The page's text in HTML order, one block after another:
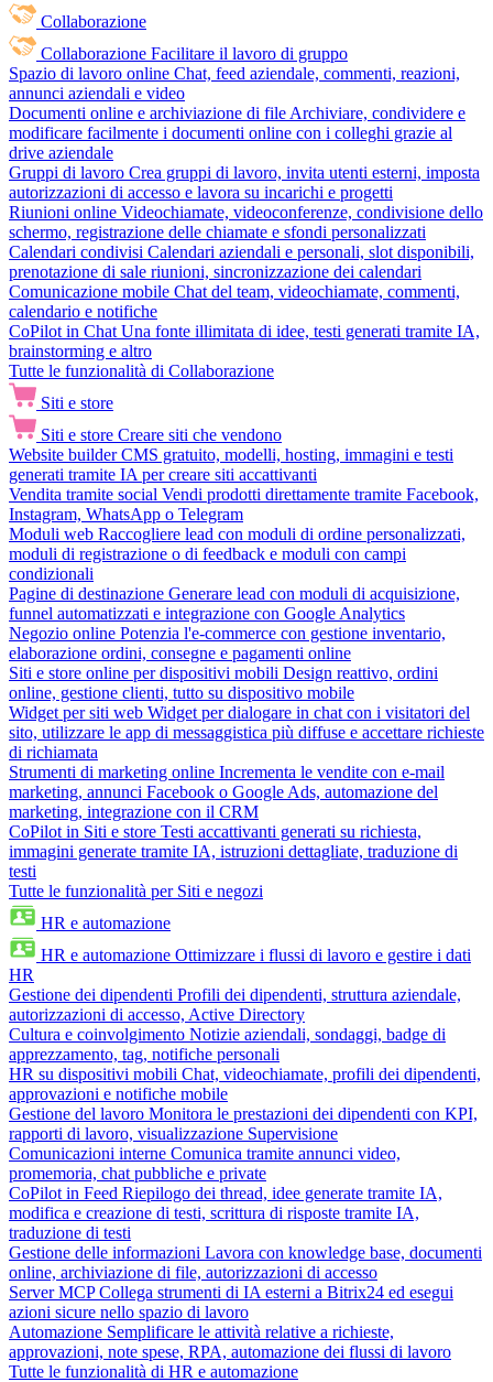
Collaborazione
Collaborazione Facilitare il lavoro di gruppo
Spazio di lavoro online Chat, feed aziendale, commenti, reazioni,
annunci aziendali e video
Documenti online e archiviazione di file Archiviare, condividere e
modificare facilmente i documenti online con i colleghi grazie al
drive aziendale
Gruppi di lavoro Crea gruppi di lavoro, invita utenti esterni, imposta
autorizzazioni di accesso e lavora su incarichi e progetti
Riunioni online Videochiamate, videoconferenze, condivisione dello
schermo, registrazione delle chiamate e sfondi personalizzati
Calendari condivisi Calendari aziendali e personali, slot disponibili,
prenotazione di sale riunioni, sincronizzazione dei calendari
Comunicazione mobile Chat del team, videochiamate, commenti,
calendario e notifiche
CoPilot in Chat Una fonte illimitata di idee, testi generati tramite IA,
brainstorming e altro
Tutte le funzionalità di Collaborazione
Siti e store
Siti e store Creare siti che vendono
Website builder CMS gratuito, modelli, hosting, immagini e testi
generati tramite IA per creare siti accattivanti
Vendita tramite social Vendi prodotti direttamente tramite Facebook,
Instagram, WhatsApp o Telegram
Moduli web Raccogliere lead con moduli di ordine personalizzati,
moduli di registrazione o di feedback e moduli con campi
condizionali
Pagine di destinazione Generare lead con moduli di acquisizione,
funnel automatizzati e integrazione con Google Analytics
Negozio online Potenzia l'e-commerce con gestione inventario,
elaborazione ordini, consegne e pagamenti online
Siti e store online per dispositivi mobili Design reattivo, ordini
online, gestione clienti, tutto su dispositivo mobile
Widget per siti web Widget per dialogare in chat con i visitatori del
sito, utilizzare le app di messaggistica più diffuse e accettare richieste
di richiamata
Strumenti di marketing online Incrementa le vendite con e-mail
marketing, annunci Facebook o Google Ads, automazione del
marketing, integrazione con il CRM
CoPilot in Siti e store Testi accattivanti generati su richiesta,
immagini generate tramite IA, istruzioni dettagliate, traduzione di
testi
Tutte le funzionalità per Siti e negozi
HR e automazione
HR e automazione Ottimizzare i flussi di lavoro e gestire i dati
HR
Gestione dei dipendenti Profili dei dipendenti, struttura aziendale,
autorizzazioni di accesso, Active Directory
Cultura e coinvolgimento Notizie aziendali, sondaggi, badge di
apprezzamento, tag, notifiche personali
HR su dispositivi mobili Chat, videochiamate, profili dei dipendenti,
approvazioni e notifiche mobile
Gestione del lavoro Monitora le prestazioni dei dipendenti con KPI,
rapporti di lavoro, visualizzazione Supervisione
Comunicazioni interne Comunica tramite annunci video,
promemoria, chat pubbliche e private
CoPilot in Feed Riepilogo dei thread, idee generate tramite IA,
modifica e creazione di testi, scrittura di risposte tramite IA,
traduzione di testi
Gestione delle informazioni Lavora con knowledge base, documenti
online, archiviazione di file, autorizzazioni di accesso
Server MCP Collega strumenti di IA esterni a Bitrix24 ed esegui
azioni sicure nello spazio di lavoro
Automazione Semplificare le attività relative a richieste,
approvazioni, note spese, RPA, automazione dei flussi di lavoro
Tutte le funzionalità di HR e automazione